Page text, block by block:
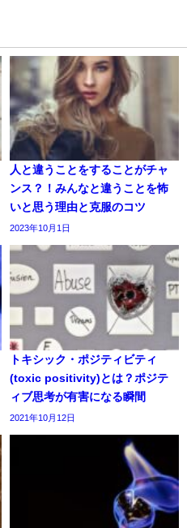
人と違うことをすることがチャ
ンス？！みんなと違うことを怖
いと思う理由と克服のコツ
2023年10月1日
トキシック・ポジティビティ
(toxic positivity)とは？ポジテ
ィブ思考が有害になる瞬間
2021年10月12日